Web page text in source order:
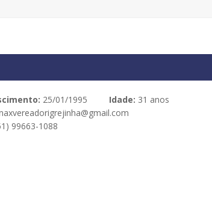
25/01/1995 Idade: 31 anos
99663-1088